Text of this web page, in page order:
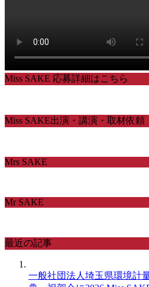
Miss SAKE 応募詳細はこちら
Miss SAKE出演・講演・取材依頼
Mrs SAKE
Mr SAKE
最近の記事
一般社団法人埼玉県環境計